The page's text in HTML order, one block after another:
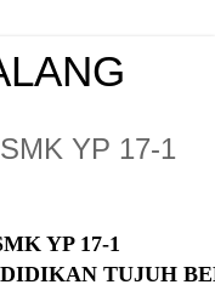
YP 17-1
YP 17-1
TUJUH